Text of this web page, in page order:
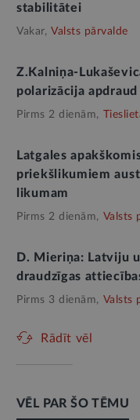
stabilitātei
Vakar, Valsts pārvalde
Z.Kalniņa-
polarizācija
Pirms 2 dienām,
Latgales
priekšlikumiem
likumam
Pirms 2 dienām, Valsts
D. Mieriņa: Latviju
draudzīgas
Pirms 3 dienām, Valsts
Rādīt vēl
VĒL PAR ŠO TĒMU